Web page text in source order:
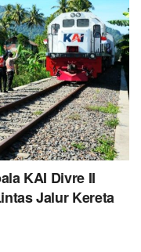
KAI Divre II
Jalur Kereta